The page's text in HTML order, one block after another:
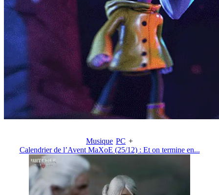
Musique PC +
Calendrier de l’Avent MaXoE (25/12) : Et on termine en...